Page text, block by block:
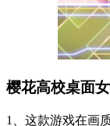
樱花高校桌面
1、这款游戏在画